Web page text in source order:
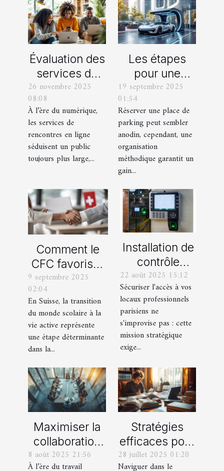
Évaluation des
services de
rencontres en
ligne : lesquels
tiennent leurs
promesses ?
26 novembre 2025
08:08
À l’ère du numérique,
les services de
rencontres en ligne
séduisent un public
toujours plus large,...
Les étapes
pour une
réservation de
place de
parking
efficace
19 septembre 2025
01:54
Réserver une place de
parking peut sembler
anodin, cependant, une
organisation
méthodique garantit un
gain...
Comment le
CFC favorise-
t-il l'insertion
professionnelle
en Suisse ?
9 septembre 2025
02:04
En Suisse, la transition
du monde scolaire à la
vie active représente
une étape déterminante
dans la...
Installation de
contrôle
d'accès :
quelle
entreprise
contacter
dans les
Yvelines ?
22 août 2025 15:12
Sécuriser l'accès à vos
locaux professionnels
parisiens ne
s'improvise pas : cette
mission stratégique
exige...
Maximiser la
collaboration
et la flexibilité
8 août 2025 21:56
À l’ère du travail
Stratégies
efficaces pour
naviguer dans
28 juillet 2025 01:20
Naviguer dans le